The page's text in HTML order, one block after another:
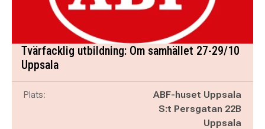
Tvärfacklig utbildning: Om samhället 27-29/10
Uppsala
Plats:
ABF-huset Uppsala
S:t Persgatan 22B
Uppsala